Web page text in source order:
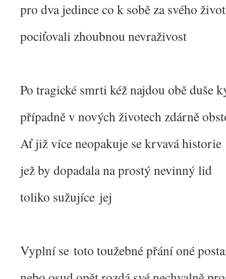
pro dva jedince co k sobě za svého
pociťovali zhoubnou nevraživost
Po tragické smrti kéž najdou obě duše
případně v nových životech zdárně
Ať již více neopakuje se krvavá historie
jež by dopadala na prostý nevinný lid
toliko sužujíce jej
Vyplní se toto toužebné přání oné